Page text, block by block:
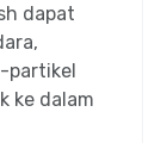
dapat
partikel
ke dalam